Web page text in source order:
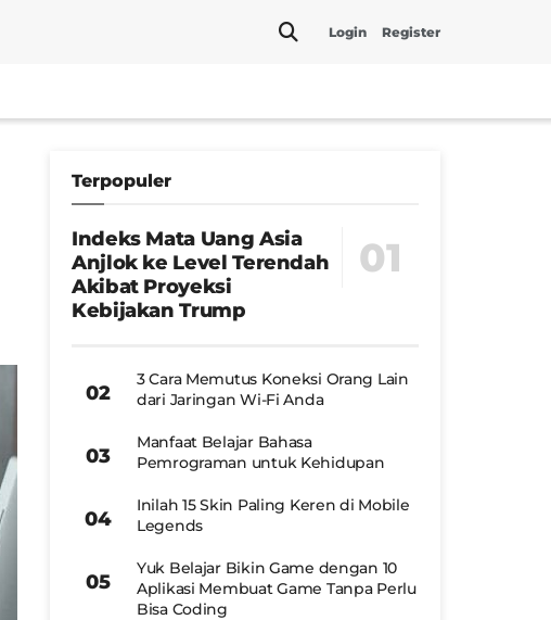
Login Register
Terpopuler
Indeks Mata Uang Asia
Anjlok ke Level Terendah
Akibat Proyeksi
Kebijakan Trump
3 Cara Memutus Koneksi Orang Lain
dari Jaringan Wi-Fi Anda
Manfaat Belajar Bahasa
Pemrograman untuk Kehidupan
Inilah 15 Skin Paling Keren di Mobile
Legends
Yuk Belajar Bikin Game dengan 10
Aplikasi Membuat Game Tanpa Perlu
Bisa Coding